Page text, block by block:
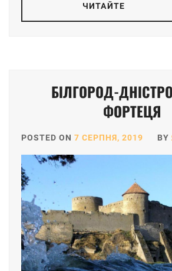
ЧИТАЙТЕ
БІЛГОРОД-
ФОРТЕЦЯ
POSTED ON 7 СЕРПНЯ, 2019 BY